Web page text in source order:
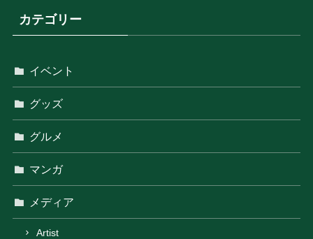
カテゴリー
イベント
グッズ
グルメ
マンガ
メディア
Artist